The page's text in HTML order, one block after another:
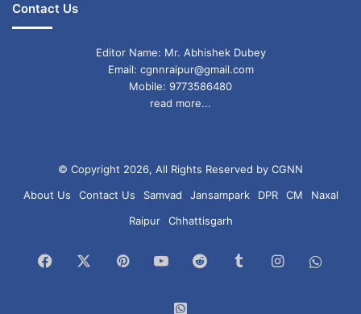
छत्तीसगढ़ रायपुर
Contact Us
Editor Name: Mr. Abhishek Dubey
Email: cgnnraipur@gmail.com
Mobile: 9773586480
read more...
© Copyright 2026, All Rights Reserved by CGNN
About Us
Contact Us Samvad Jansampark DPR CM
Naxal
Raipur
Chhattisgarh
Facebook PinterestYouTubeReddit TumblrInstagram